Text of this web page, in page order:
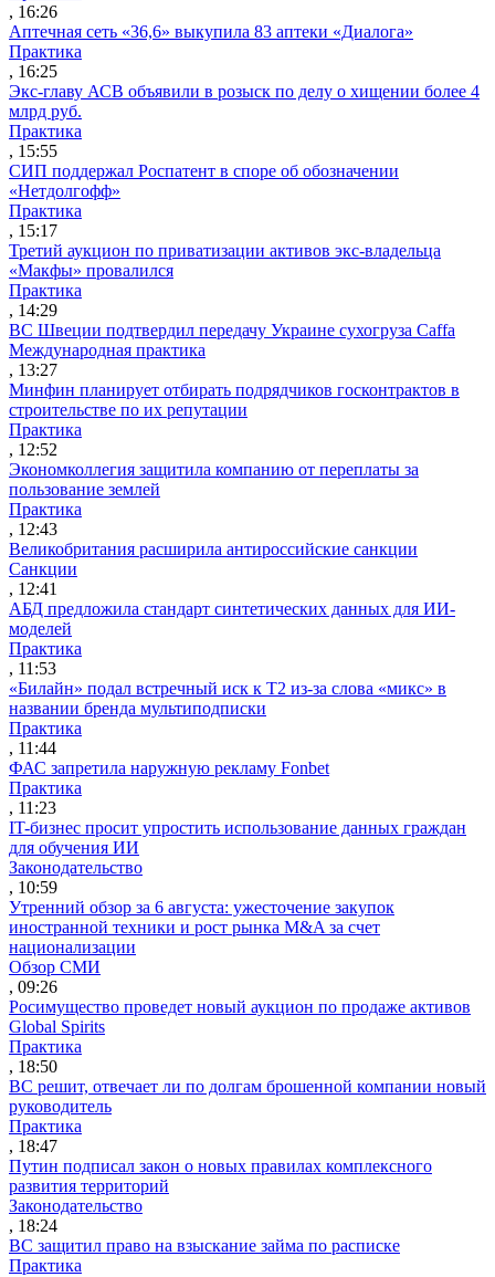
, 16:26
Аптечная сеть «36,6» выкупила 83 аптеки «Диалога»
Практика
, 16:25
Экс-главу АСВ объявили в розыск по делу о хищении более 4
млрд руб.
Практика
, 15:55
СИП поддержал Роспатент в споре об обозначении
«Нетдолгофф»
Практика
, 15:17
Третий аукцион по приватизации активов экс-владельца
«Макфы» провалился
Практика
, 14:29
ВС Швеции подтвердил передачу Украине сухогруза Caffa
Международная практика
, 13:27
Минфин планирует отбирать подрядчиков госконтрактов в
строительстве по их репутации
Практика
, 12:52
Экономколлегия защитила компанию от переплаты за
пользование землей
Практика
, 12:43
Великобритания расширила антироссийские санкции
Санкции
, 12:41
АБД предложила стандарт синтетических данных для ИИ-
моделей
Практика
, 11:53
«Билайн» подал встречный иск к Т2 из-за слова «микс» в
названии бренда мультиподписки
Практика
, 11:44
ФАС запретила наружную рекламу Fonbet
Практика
, 11:23
IT-бизнес просит упростить использование данных граждан
для обучения ИИ
Законодательство
, 10:59
Утренний обзор за 6 августа: ужесточение закупок
иностранной техники и рост рынка M&A за счет
национализации
Обзор СМИ
, 09:26
Росимущество проведет новый аукцион по продаже активов
Global Spirits
Практика
, 18:50
ВС решит, отвечает ли по долгам брошенной компании новый
руководитель
Практика
, 18:47
Путин подписал закон о новых правилах комплексного
развития территорий
Законодательство
, 18:24
ВС защитил право на взыскание займа по расписке
Практика